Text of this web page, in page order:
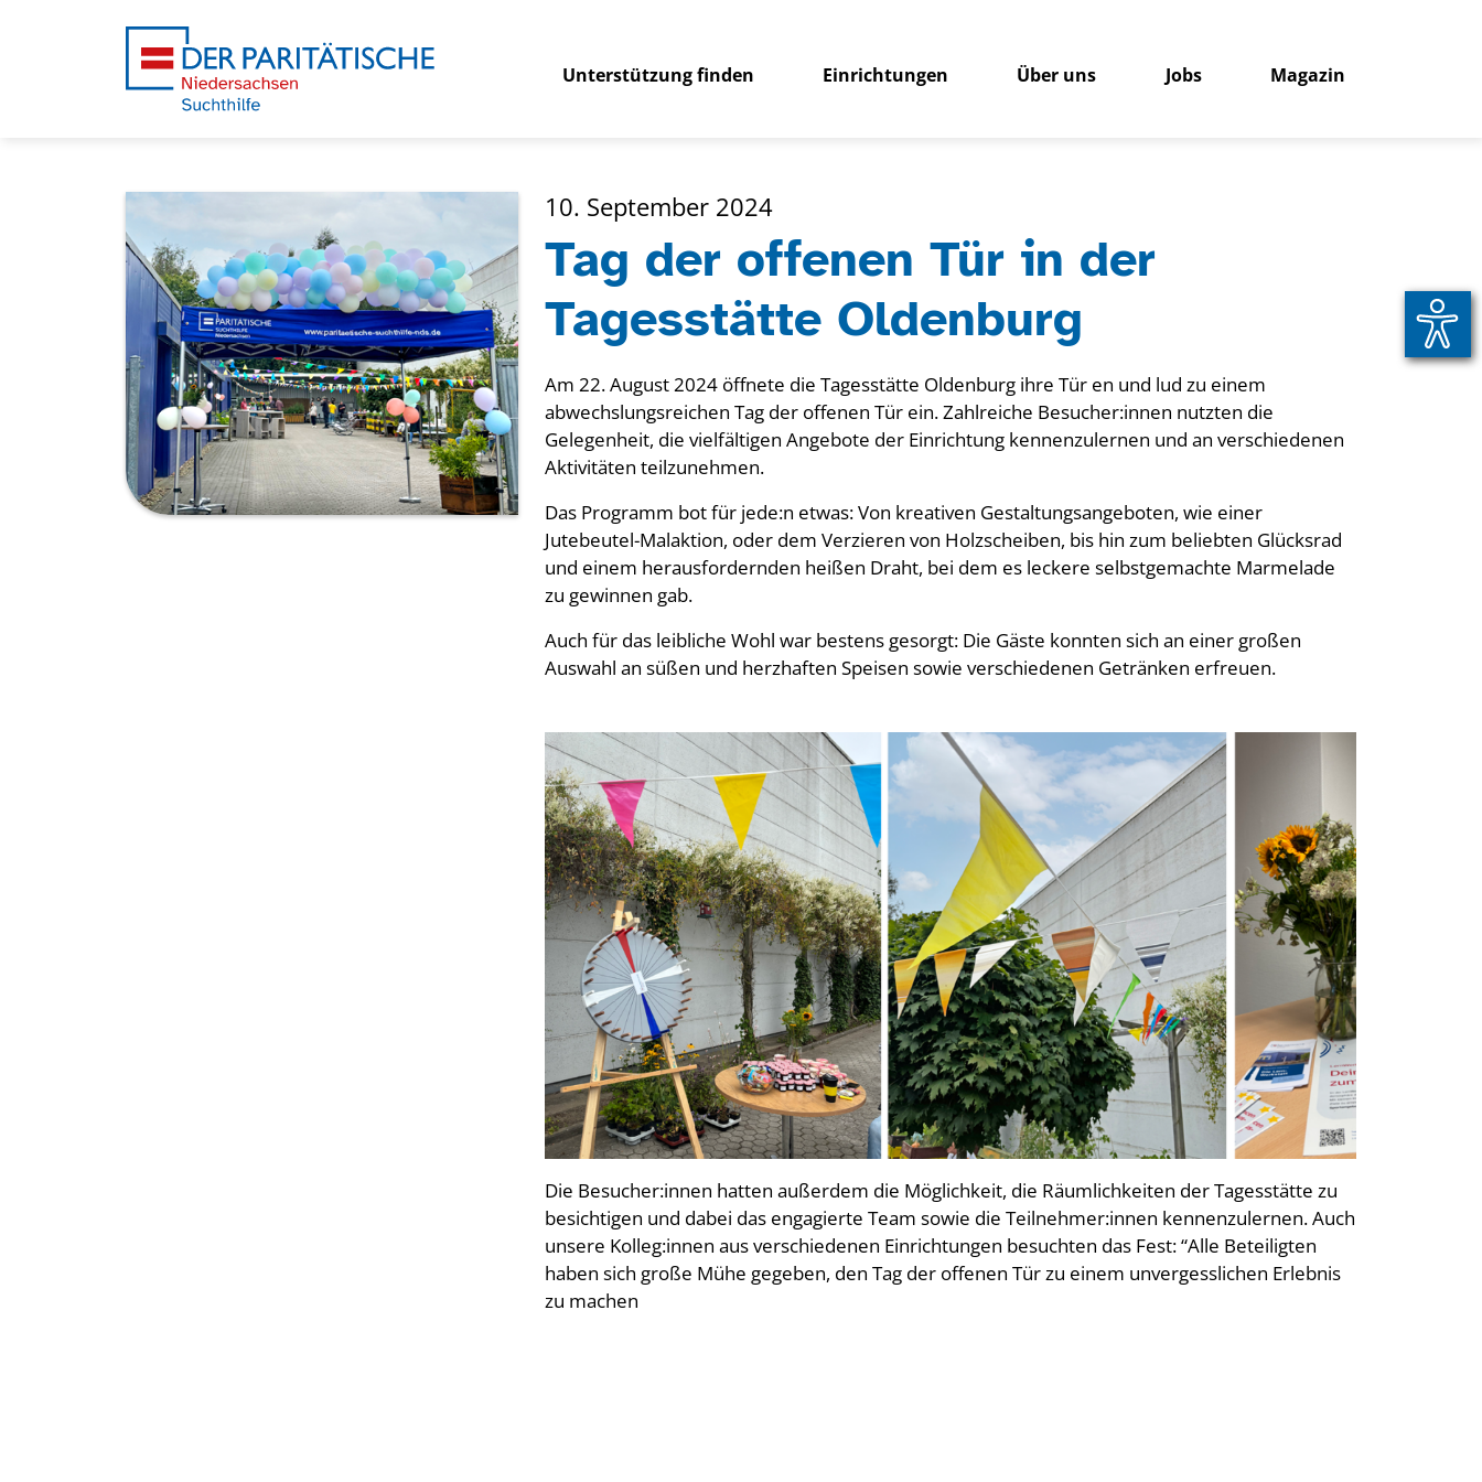
Unterstützung finden Einrichtungen Über uns Jobs Magazin
10. September 2024
Tag der offenen Tür in der
Tagesstätte Oldenburg
Am 22. August 2024 öffnete die Tagesstätte Oldenburg ihre Tür en und lud zu einem
abwechslungsreichen Tag der offenen Tür ein. Zahlreiche Besucher:innen nutzten die
Gelegenheit, die vielfältigen Angebote der Einrichtung kennenzulernen und an verschiedenen
Aktivitäten teilzunehmen.
Das Programm bot für jede:n etwas: Von kreativen Gestaltungsangeboten, wie einer
Jutebeutel-Malaktion, oder dem Verzieren von Holzscheiben, bis hin zum beliebten Glücksrad
und einem herausfordernden heißen Draht, bei dem es leckere selbstgemachte Marmelade
zu gewinnen gab.
Auch für das leibliche Wohl war bestens gesorgt: Die Gäste konnten sich an einer großen
Auswahl an süßen und herzhaften Speisen sowie verschiedenen Getränken erfreuen.
Die Besucher:innen hatten außerdem die Möglichkeit, die Räumlichkeiten der Tagesstätte zu
besichtigen und dabei das engagierte Team sowie die Teilnehmer:innen kennenzulernen. Auch
unsere Kolleg:innen aus verschiedenen Einrichtungen besuchten das Fest: “Alle Beteiligten
haben sich große Mühe gegeben, den Tag der offenen Tür zu einem unvergesslichen Erlebnis
zu machen